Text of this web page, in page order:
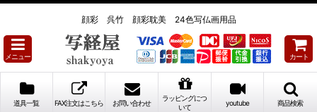
顔彩 呉竹 顔彩耽美 24色写仏画用品
メニュー カート
道具一覧 FAX注文はこちら お問い合わせ
ラッピングにつ
いて
youtube 商品検索